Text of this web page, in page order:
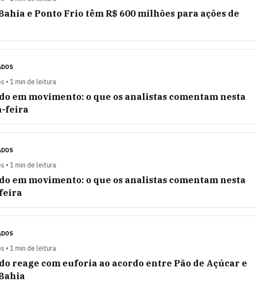
e Ponto Frio têm R$ 600 milhões para ações de
• 1 min de leitura
em movimento: o que os analistas comentam nesta
feira
• 1 min de leitura
em movimento: o que os analistas comentam nesta
• 1 min de leitura
reage com euforia ao acordo entre Pão de Açúcar e